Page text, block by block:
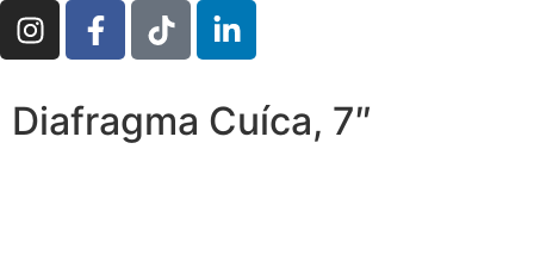
Diafragma Cuíca, 7″